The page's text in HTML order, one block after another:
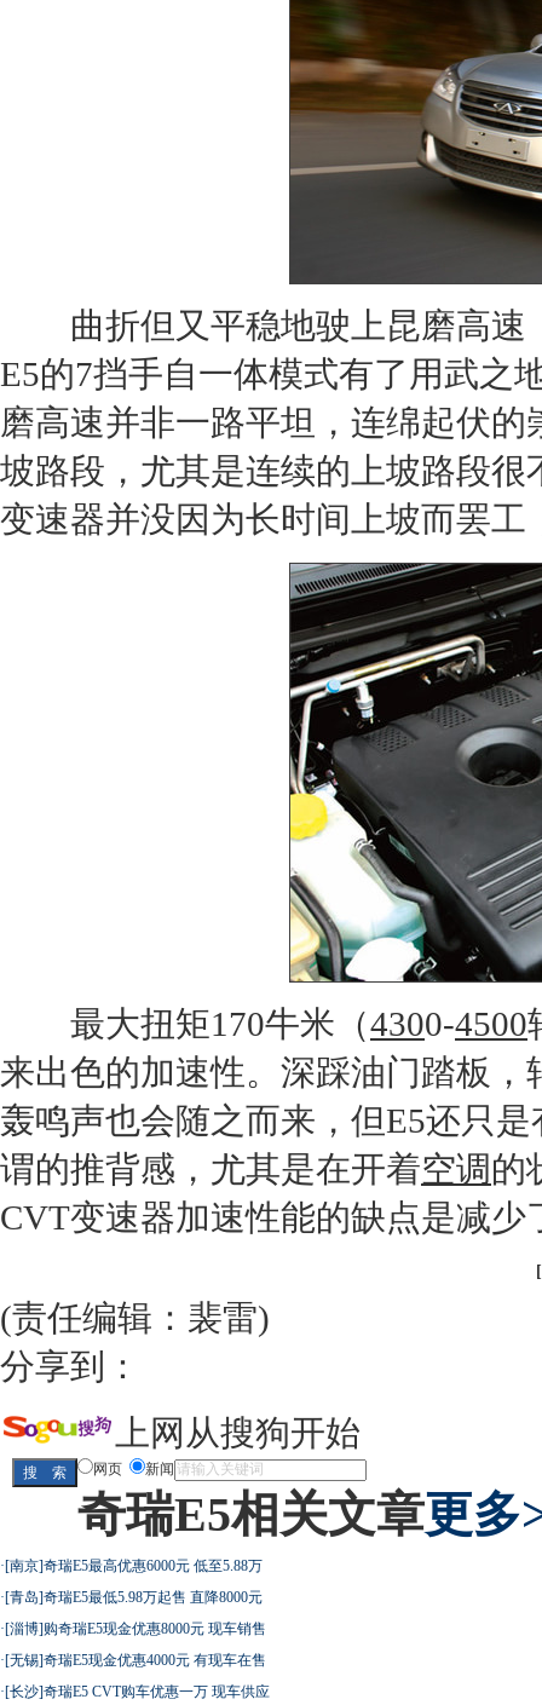
曲折但又平稳地驶上昆磨高速
E5的7挡手自一体模式有了用武之
磨高速并非一路平坦，连绵起伏
坡路段，尤其是连续的上坡路段
变速器并没因为长时间上坡而罢
最大扭矩170牛米（4300-4500
来出色的加速性。深踩油门踏板，
轰鸣声也会随之而来，但E5还只是
谓的推背感，尤其是在开着空调的
CVT变速器加速性能的缺点是减
(责任编辑：裴雷)
分享到：
上网从搜狗开始
网页 新闻
奇瑞E5相关文章更多
·[南京]奇瑞E5最高优惠6000元 低至5.88万
·[青岛]奇瑞E5最低5.98万起售 直降8000元
·[淄博]购奇瑞E5现金优惠8000元 现车销售
·[无锡]奇瑞E5现金优惠4000元 有现车在售
·[长沙]奇瑞E5 CVT购车优惠一万 现车供应